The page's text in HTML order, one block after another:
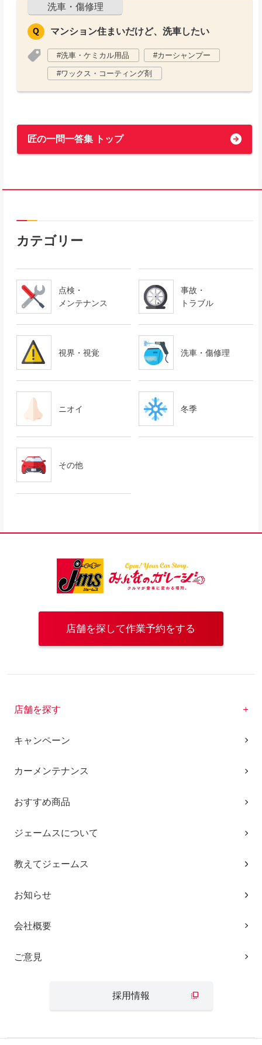
洗車・傷修理
マンション住まいだけど、洗車したい
洗車・ケミカル用品 カーシャンプー
ワックス・コーティング剤
匠の一問一答集 トップ
カテゴリー
点検・
メンテナンス
事故・
トラブル
視界・視覚 洗車・傷修理
ニオイ 冬季
その他
店舗を探して作業予約をする
店舗を探す
キャンペーン
カーメンテナンス
おすすめ商品
ジェームスについて
教えてジェームス
お知らせ
会社概要
ご意見
採用情報